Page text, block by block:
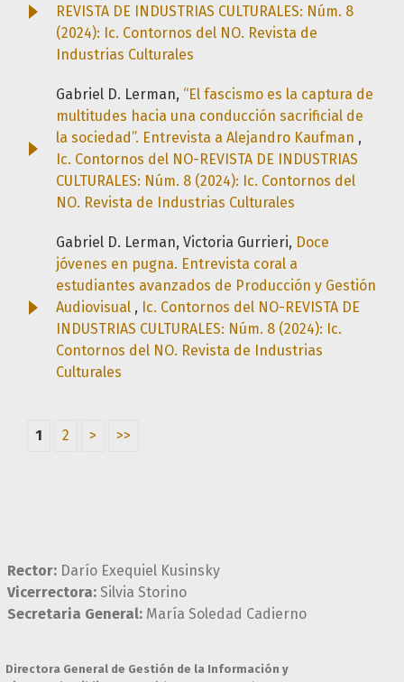
REVISTA DE INDUSTRIAS CULTURALES: Núm. 8
(2024): Ic. Contornos del NO. Revista de
Industrias Culturales
Gabriel D. Lerman, “El fascismo es la captura de
multitudes hacia una conducción sacrificial de
la sociedad”. Entrevista a Alejandro Kaufman ,
Ic. Contornos del NO-REVISTA DE INDUSTRIAS
CULTURALES: Núm. 8 (2024): Ic. Contornos del
NO. Revista de Industrias Culturales
Gabriel D. Lerman, Victoria Gurrieri, Doce
jóvenes en pugna. Entrevista coral a
estudiantes avanzados de Producción y Gestión
Audiovisual , Ic. Contornos del NO-REVISTA DE
INDUSTRIAS CULTURALES: Núm. 8 (2024): Ic.
Contornos del NO. Revista de Industrias
Culturales
1 2 > >>
Rector: Darío Exequiel Kusinsky
Vicerrectora: Silvia Storino
Secretaria General: María Soledad Cadierno
Directora General de Gestión de la Información y